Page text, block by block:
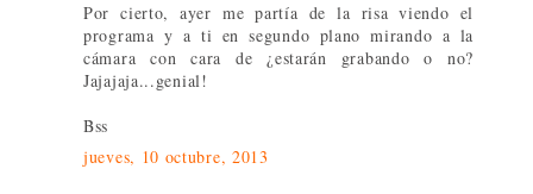
Por cierto, ayer me partía de la risa viendo el
programa y a ti en segundo plano mirando a la
cámara con cara de ¿estarán grabando o no?
Jajajaja...genial!
Bss
jueves, 10 octubre, 2013